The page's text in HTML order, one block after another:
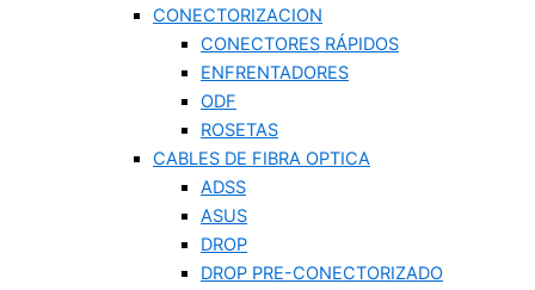
CONECTORIZACION
CONECTORES RÁPIDOS
ENFRENTADORES
ODF
ROSETAS
CABLES DE FIBRA OPTICA
ADSS
ASUS
DROP
DROP PRE-CONECTORIZADO